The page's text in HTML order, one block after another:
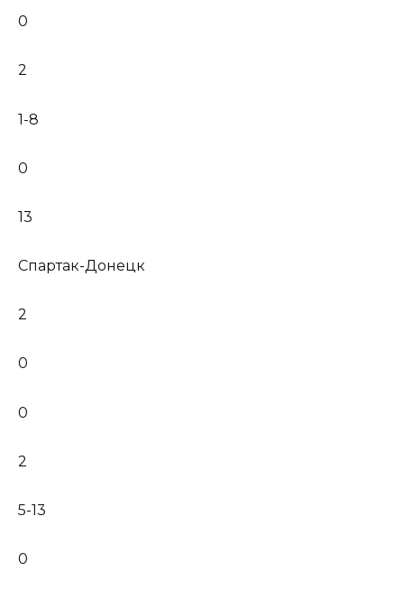
0
2
1-8
0
13
Спартак-Донецк
2
0
0
2
5-13
0